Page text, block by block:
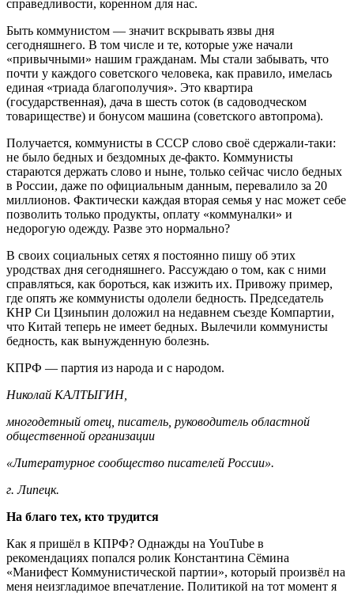
справедливости, коренном для нас.
Быть коммунистом — значит вскрывать язвы дня
сегодняшнего. В том числе и те, которые уже начали
«привычными» нашим гражданам. Мы стали забывать, что
почти у каждого советского человека, как правило, имелась
единая «триада благополучия». Это квартира
(государственная), дача в шесть соток (в садоводческом
товариществе) и бонусом машина (советского автопрома).
Получается, коммунисты в СССР слово своё сдержали-таки:
не было бедных и бездомных де-факто. Коммунисты
стараются держать слово и ныне, только сейчас число бедных
в России, даже по официальным данным, перевалило за 20
миллионов. Фактически каждая вторая семья у нас может себе
позволить только продукты, оплату «коммуналки» и
недорогую одежду. Разве это нормально?
В своих социальных сетях я постоянно пишу об этих
уродствах дня сегодняшнего. Рассуждаю о том, как с ними
справляться, как бороться, как изжить их. Привожу пример,
где опять же коммунисты одолели бедность. Председатель
КНР Си Цзиньпин доложил на недавнем съезде Компартии,
что Китай теперь не имеет бедных. Вылечили коммунисты
бедность, как вынужденную болезнь.
КПРФ — партия из народа и с народом.
Николай КАЛТЫГИН,
многодетный отец, писатель, руководитель областной
общественной организации
«Литературное сообщество писателей России».
г. Липецк.
На благо тех, кто трудится
Как я пришёл в КПРФ? Однажды на YouTube в
рекомендациях попался ролик Константина Сёмина
«Манифест Коммунистической партии», который произвёл на
меня неизгладимое впечатление. Политикой на тот момент я